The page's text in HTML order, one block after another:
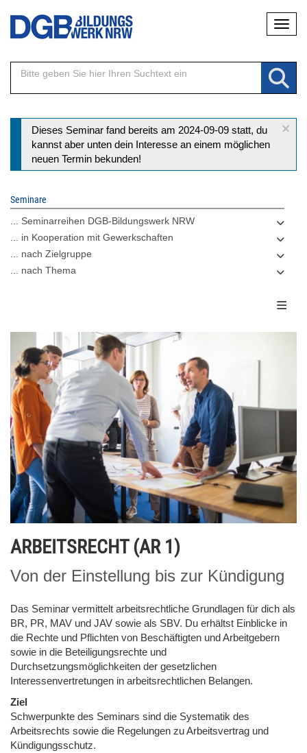
Direkt
Inhalt
×
Statusmeldung
Dieses Seminar fand bereits am 2024-09-09 statt, du
kannst aber unten dein Interesse an einem möglichen
neuen Termin bekunden!
Seminare
... Seminarreihen DGB-Bildungswerk NRW
... in Kooperation mit Gewerkschaften
... nach Zielgruppe
... nach Thema
ARBEITSRECHT (AR 1)
Von der Einstellung bis zur Kündigung
Das Seminar vermittelt arbeitsrechtliche Grundlagen für dich als
BR, PR, MAV und JAV sowie als SBV. Du erhältst Einblicke in
die Rechte und Pflichten von Beschäftigten und Arbeitgebern
sowie in die Beteiligungsrechte und
Durchsetzungsmöglichkeiten der gesetzlichen
Interessenvertretungen in arbeitsrechtlichen Belangen.
Ziel
Schwerpunkte des Seminars sind die Systematik des
Arbeitsrechts sowie die Regelungen zu Arbeitsvertrag und
Kündigungsschutz.